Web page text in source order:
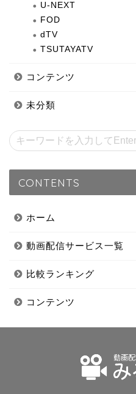
U-NEXT
FOD
dTV
TSUTAYATV
コンテンツ
未分類
CONTENTS
ホーム
動画配信サービス一覧
比較ランキング
コンテンツ